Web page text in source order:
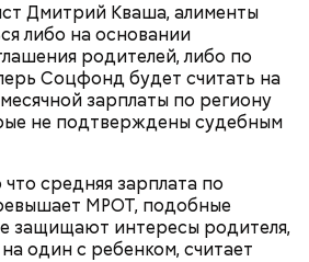
Дмитрий Кваша, алименты
либо на основании
родителей, либо по
Соцфонд будет считать на
зарплаты по региону
не подтверждены судебным
средняя зарплата по
МРОТ, подобные
защищают интересы родителя,
один с ребенком, считает
до темного цвета
его в пакет, чтобы
После необходимо снять эту
Далее готовые лук,
разрезать пополам, а помидор
— рассказал собеседник
Диетолог Соломатина объяснила,
из Великого поста
объемов у вас должно
среднего размера. Выпекать
180 градусов около 40